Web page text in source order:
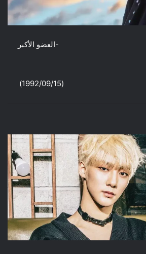
-قائد الفرقة: Sungjin -العضو الأكبر